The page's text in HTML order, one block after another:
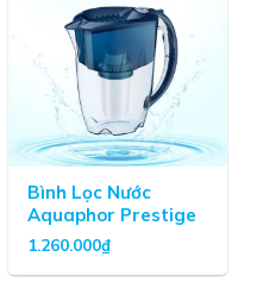
Bình Lọc Nước
Aquaphor Prestige
1.260.000₫